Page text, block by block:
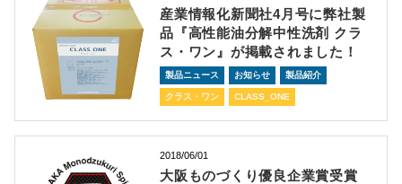
産業情報化新聞社4月号に弊社製
品『高性能油分解中性洗剤 クラ
ス・ワン』が掲載されました！
製品ニュース お知らせ 製品紹介
クラス・ワン CLASS_ONE
2018/06/01
大阪ものづくり優良企業賞受賞